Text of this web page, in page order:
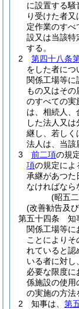
に設置する
り受けた者
定作業のす
設又は当該特
する。
2
第四十八条
をした者につ
関係工場等に
もの又はそ
のすべての実
は、相続人、
した法人又
継し、若しく
法人は、当該
3
前二項の規
項の規定によ
承継があつた
なければなら
(昭五
(改善勧告及
第五十四条
知
関係工場等
ことにより
れていると認
いる者に対し
必要な限度に
係施設の使用
の実施の方法
2
知事は、 第